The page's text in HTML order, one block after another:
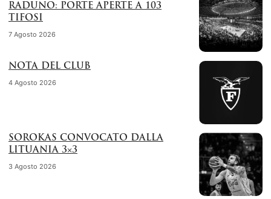
RADUNO: PORTE APERTE A 103
TIFOSI
7 Agosto 2026
NOTA DEL CLUB
4 Agosto 2026
SOROKAS CONVOCATO DALLA
LITUANIA 3×3
3 Agosto 2026